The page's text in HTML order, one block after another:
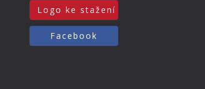
Logo ke stažení
Facebook